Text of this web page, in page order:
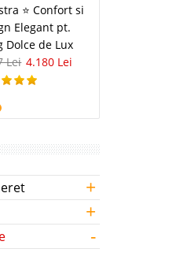
⭐ Confort si
Elegant pt.
Dolce de Lux
Lei 4.180 Lei
+
+
-